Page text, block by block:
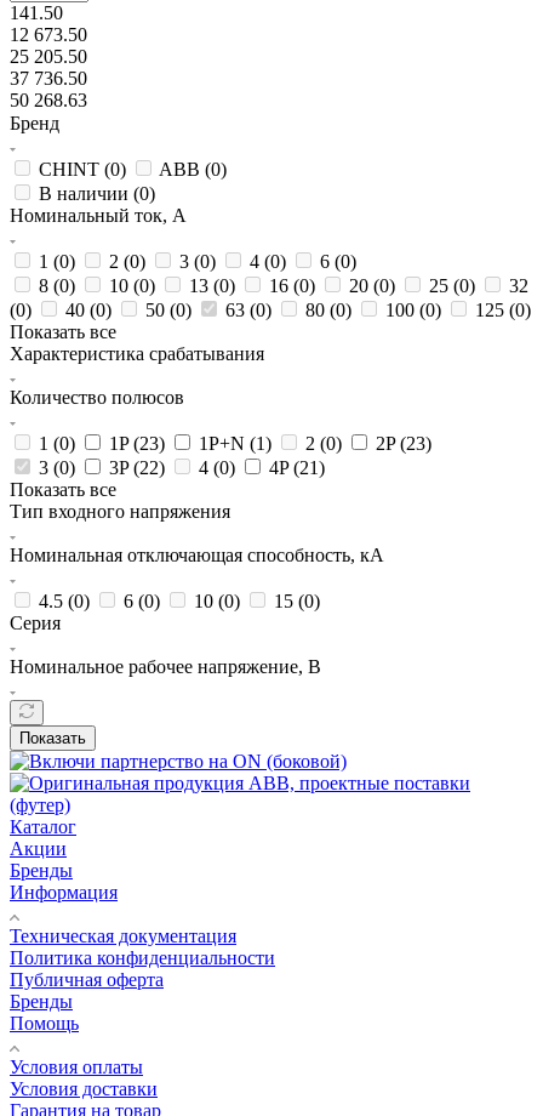
141.50
12 673.50
25 205.50
37 736.50
50 268.63
Бренд
CHINT (0) ABB (0)
В наличии (0)
Номинальный ток, А
1 (0) 2 (0) 3 (0) 4 (0) 6 (0)
8 (0) 10 (0) 13 (0) 16 (0) 20 (0) 25 (0)
32
(0) 40 (0) 50 (0) 63 (0) 80 (0) 100 (0) 125 (0)
Показать все
Характеристика срабатывания
Количество полюсов
1 (0) 1P (23) 1P+N (1) 2 (0) 2P (23)
3 (0) 3P (22) 4 (0) 4P (21)
Показать все
Тип входного напряжения
Номинальная отключающая способность, кА
4.5 (0) 6 (0) 10 (0) 15 (0)
Серия
Номинальное рабочее напряжение, В
Показать
Каталог
Акции
Бренды
Информация
Техническая документация
Политика конфиденциальности
Публичная оферта
Бренды
Помощь
Условия оплаты
Условия доставки
Гарантия на товар